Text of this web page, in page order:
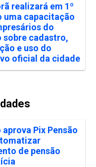
realizará em 1º
uma capacitação
do
sobre cadastro,
e uso do
oficial da cidade
aprova Pix Pensão
de pensão